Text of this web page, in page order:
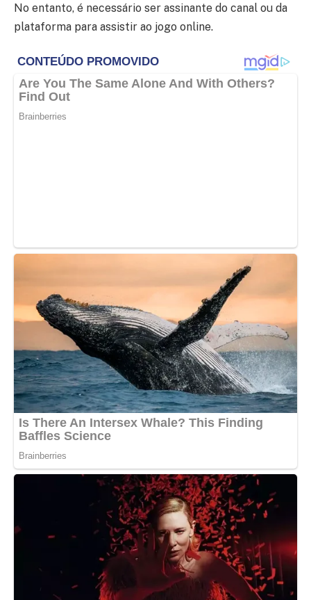
No entanto, é necessário ser assinante do canal ou da
plataforma para assistir ao jogo online.